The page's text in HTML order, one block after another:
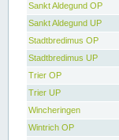
Sankt Aldegund OP
Sankt Aldegund UP
Stadtbredimus OP
Stadtbredimus UP
Trier OP
Trier UP
Wincheringen
Wintrich OP